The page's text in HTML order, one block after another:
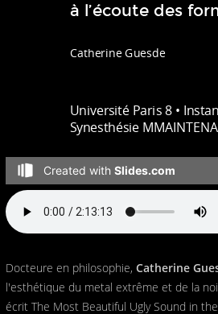
Docteure en philosophie, Catherine
l'esthétique du metal extrême et de la
écrit The Most Beautiful Ugly Sound in